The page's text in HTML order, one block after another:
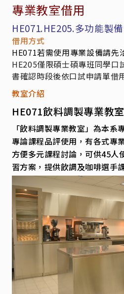
專業教室借用
HE071.HE205.多功能製
借用方式
HE071若需使用專業設備請先
HE205僅限碩士碩專班同學口
書確認時段後依口試申請單借
教室介紹
HE071飲料調製專業教室
「飲料調製專業教室」為本系
專論課程品評使用，有各式專
方便多元課程討論，可供45人
習方案，提供飲調及咖啡選手